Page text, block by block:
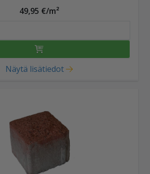
49,95 €/m²
Näytä lisätiedot